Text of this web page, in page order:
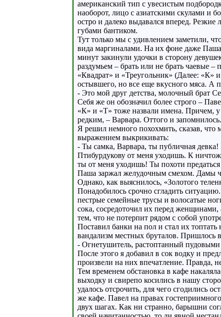
американский тип с увесистым
наоборот, лицо с азиатскими скулами и
остро и далеко выдавался вперед.
губами бантиком.
Тут только мы с удивлением заметили,
вида маргиналами. На их фоне даже
минут закинули удочки в сторону
раздумьем – брать или не брать чаевые
«Квадрат» и «Треугольник» (Далее:
остывшего, но все еще вкусного мяса. А
- Это мой друг детства, молочный брат
Себя же он обозначил более строго –
«К» и «Т» тоже назвали имена. Причем,
редким, – Варвара. Оттого и запомнилось.
Я решил немного похохмить, сказав,
выражением выкрикивать:
- Ты самка, Варвара, ты публичная
Птибурдукову от меня уходишь. К
ты от меня уходишь! Ты похоти
Паша заржал желудочным смехом. Дамы
Однако, как выяснилось, «Золотого
Понадобилось срочно сгладить
пестрые семейные трусы и волосатые
сока, сосредоточил их перед
тем, что не потерпит рядом с собой
Поставил банки на пол и стал их
вандализм местных бруталов. Пришлось
- Огнетушитель, растоптанный
После этого я добавил в сок водку и
произвели на них впечатление. Правда,
Тем временем обстановка в кафе
выходку и свирепо косились в нашу
удалось отсрочить, для чего сгодились
же кафе. Павел на правах
двух шагах. Как ни странно, барышни